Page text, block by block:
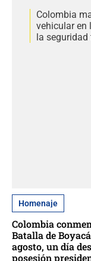
Colombia
vehicular en
la seguridad
Homenaje
Colombia
Batalla de
agosto, un día
posesión